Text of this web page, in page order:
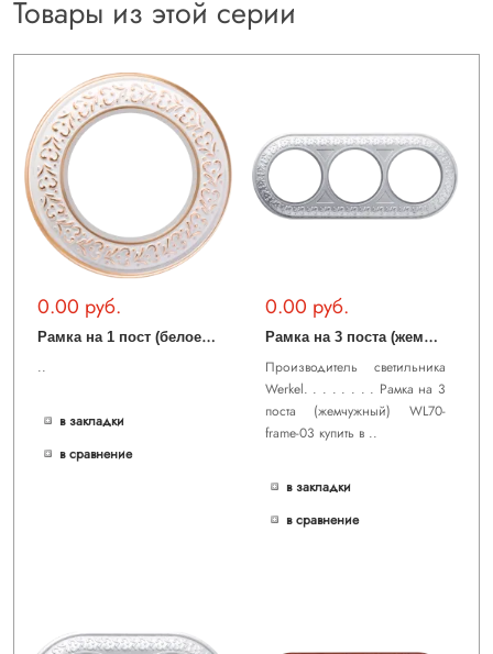
Товары из этой серии
0.00 руб.
Р
амка на 1 пост (белое золото) WL70-frame-01
..
в закладки
в сравнение
0.00 руб.
Р
амка на 3 поста (жемчужный) WL70-frame-03
Производитель светильника
Werkel. . . . . . . . Рамка на 3
поста (жемчужный) WL70-
frame-03 купить в ..
в закладки
в сравнение